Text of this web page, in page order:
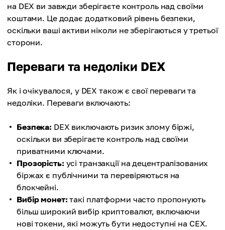
на DEX ви завжди зберігаєте контроль над своїми
коштами. Це додає додатковий рівень безпеки,
оскільки ваші активи ніколи не зберігаються у третьої
сторони.
Переваги та недоліки DEX
Як і очікувалося, у DEX також є свої переваги та
недоліки. Переваги включають:
Безпека: DEX виключають ризик злому біржі,
оскільки ви зберігаєте контроль над своїми
приватними ключами.
Прозорість: усі транзакції на децентралізованих
біржах є публічними та перевіряються на
блокчейні.
Вибір монет: такі платформи часто пропонують
більш широкий вибір криптовалют, включаючи
нові токени, які можуть бути недоступні на CEX.